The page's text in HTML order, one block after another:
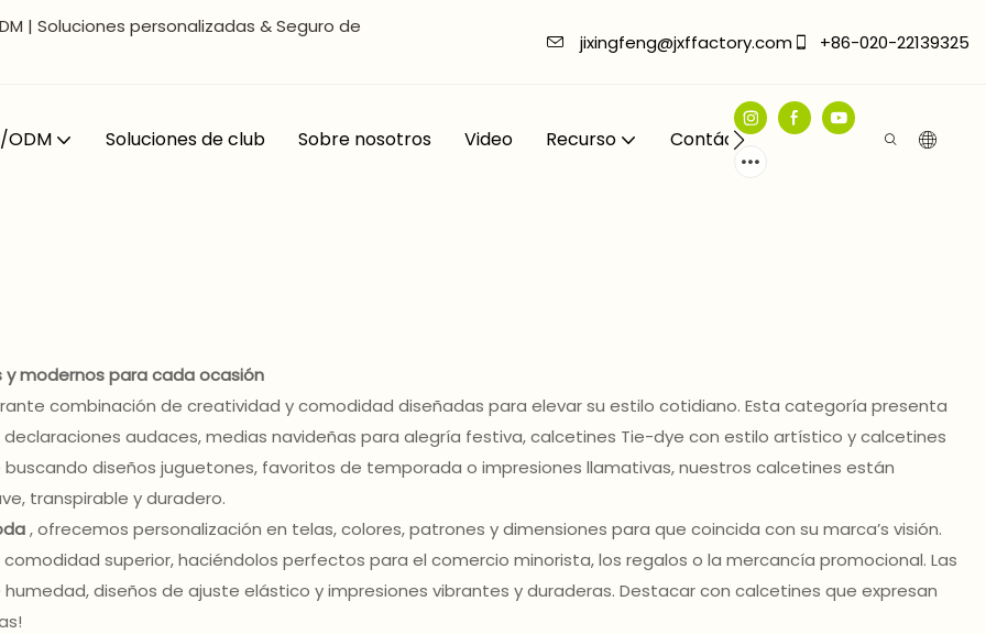
| Soluciones personalizadas & Seguro de
jixingfeng@jxffactory.com +86-020-22139325
ODM Soluciones de club Sobre nosotros Video Recurso Contáctenos
modernos para cada ocasión
combinación de creatividad y comodidad diseñadas para elevar su estilo cotidiano. Esta categoría presenta
audaces, medias navideñas para alegría festiva, calcetines Tie-dye con estilo artístico y calcetines
diseños juguetones, favoritos de temporada o impresiones llamativas, nuestros calcetines están
transpirable y duradero.
, ofrecemos personalización en telas, colores, patrones y dimensiones para que coincida con su marca’s visión.
superior, haciéndolos perfectos para el comercio minorista, los regalos o la mercancía promocional. Las
diseños de ajuste elástico y impresiones vibrantes y duraderas. Destacar con calcetines que expresan